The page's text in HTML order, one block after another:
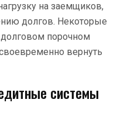
на заемщиков,
долгов. Некоторые
долговом порочном
вернуть
системы